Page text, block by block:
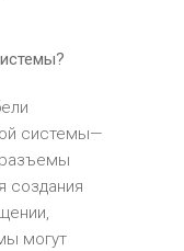
системы—
создания
могут